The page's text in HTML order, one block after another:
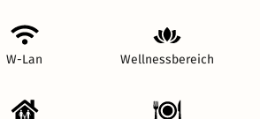
W-Lan Wellnessbereich